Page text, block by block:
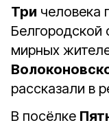
Три человека
Белгородской
мирных
рассказали в
В посёлке